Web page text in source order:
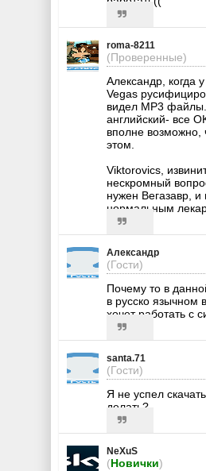
roma-8211
(Проверенные)
Александр, когда
Vegas
видел MP3
английский- все
вполне возможно,
этом.
Viktorovics,
нескромный
нужен Вегазавр, и
нормальным
Александр
(Гости)
Почему то в
в русско язычном
хочет работать с
santa.71
(Гости)
Я не успел
делать?
NeXuS
(Новички)